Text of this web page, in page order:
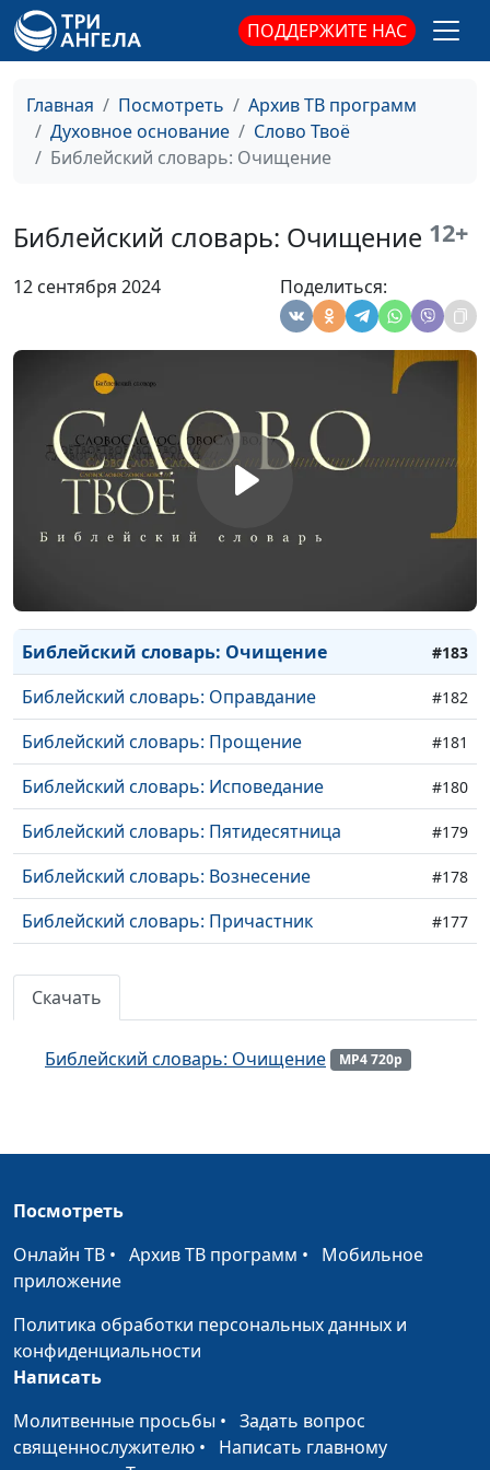
ПОДДЕРЖИТЕ НАС
Главная Посмотреть
Архив ТВ программ
Духовное основание
Слово Твоё
Библейский словарь: Очищение
Библейский словарь: Очищение 12+
12 сентября 2024 Поделиться:
Библейский словарь: Армагеддон #197
Библейский словарь: Апокалипсис
Библейский словарь: Второе пришествие
Библейский словарь: Надежда
Библейский словарь: Общение #192
Библейский словарь: Воздержание
Библейский словарь: Кротость #190
Библейский словарь: Милосердие
Библейский словарь: Мир
Библейский словарь: Любовь #187
Библейский словарь: Плоды Святого Духа #186
Библейский словарь: Освящение #184
Библейский словарь: Очищение #183
Библейский словарь: Оправдание #182
Библейский словарь: Прощение #181
Библейский словарь: Исповедание #180
Библейский словарь: Пятидесятница #179
Библейский словарь: Вознесение #178
Библейский словарь: Причастник #177
Библейский словарь: Воскресение
Библейский словарь: Крест
Библейский словарь: Преображение
Библейский словарь: Аминь
Библейский словарь: Молитва Господня
Библейский словарь: Милостыня
Библейский словарь: Блаженство
Скачать
Библейский словарь: Очищение MP4 720p
Посмотреть
Онлайн ТВ • Архив ТВ программ • Мобильное
приложение
Политика обработки персональных данных и
конфиденциальности
Написать
Молитвенные просьбы • Задать вопрос
священнослужителю • Написать главному